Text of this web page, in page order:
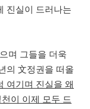
진실이 드러나는
며 그들을 더욱
의 文정권을 떠올
여기며 진실을 왜
이 이제 모두 드